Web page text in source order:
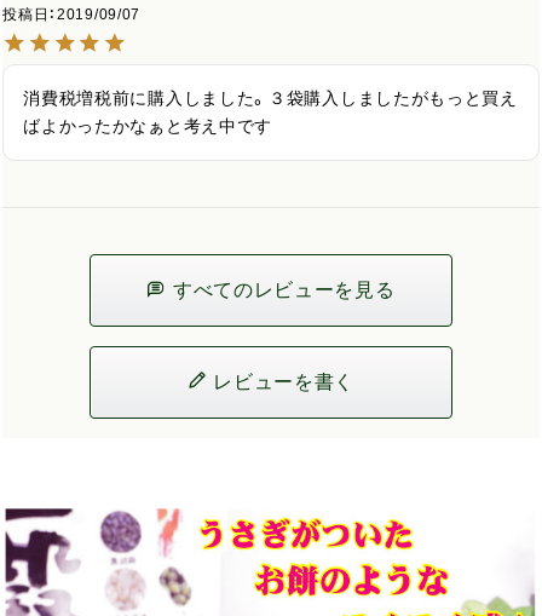
投稿日
2019/09/07
消費税増税前に購入しました。３袋購入しましたがもっと買え
ばよかったかなぁと考え中です
すべてのレビューを見る
レビューを書く